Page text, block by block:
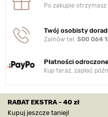
Po zakupie otrzymasz
Twój osobisty
Zamów tel. 500 064
Płatności odroczone
Kup teraz, zapłać
RABAT EKSTRA - 40 zł
Kupuj jeszcze taniej!